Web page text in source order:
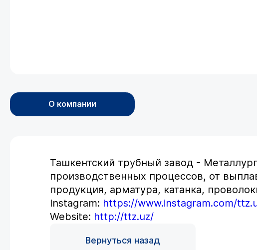
О компании
Ташкентский трубный завод -
производственных процессов, от
продукция, арматура, катанка,
Instagram: https://www.instagram.com/
Website: http://ttz.uz/
Вернуться назад